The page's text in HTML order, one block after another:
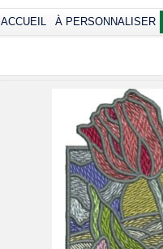
ACCUEIL À PERSONNALISER
*